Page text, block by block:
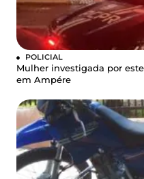
POLICIAL
Mulher investigada por
em Ampére